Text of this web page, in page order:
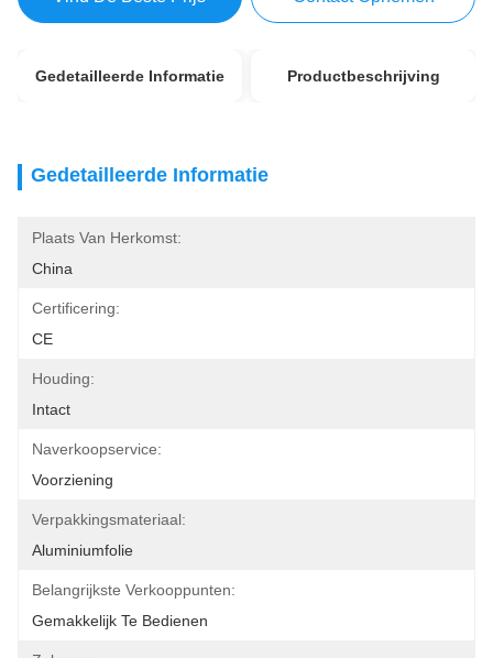
Gedetailleerde Informatie Productbeschrijving
Gedetailleerde Informatie
Plaats Van Herkomst:
China
Certificering:
CE
Houding:
Intact
Naverkoopservice:
Voorziening
Verpakkingsmateriaal:
Aluminiumfolie
Belangrijkste Verkooppunten:
Gemakkelijk Te Bedienen